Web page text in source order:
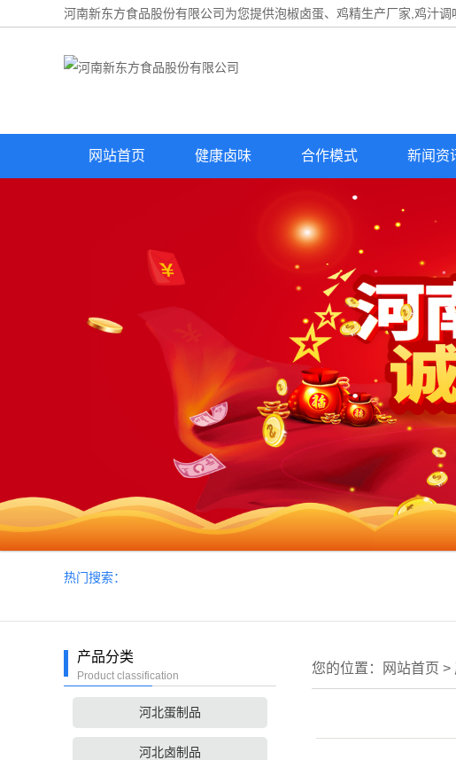
河南新东方食品股份有限公司为您提供泡椒卤蛋、鸡精生产厂家,鸡汁调
网站首页 健康卤味 合作模式 新闻资
热门搜索：
产品分类
Product classification
河北蛋制品
河北卤制品
您的位置： 网站首页 >